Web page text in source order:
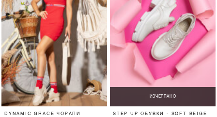
DYNAMIC GRACE ЧОРАПИ
ИЗЧЕРПАНО
STEP UP ОБУВКИ - SOFT BEIGE